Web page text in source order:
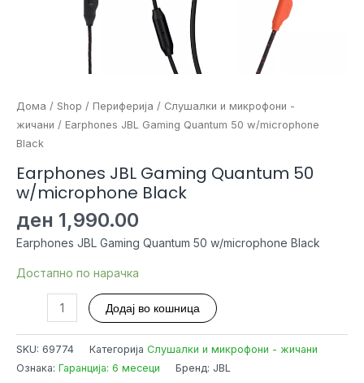
Дома / Shop / Периферија / Слушалки и микрофони -
жичани / Earphones JBL Gaming Quantum 50 w/microphone
Black
Earphones JBL Gaming Quantum 50
w/microphone Black
ден 1,990.00
Earphones JBL Gaming Quantum 50 w/microphone Black
Достапно по нарачка
Earphones
Gaming
Додај во кошница
SKU: 69774 Категорија Слушалки и микрофони - жичани
Ознака: Гаранција: 6 месеци Бренд: JBL